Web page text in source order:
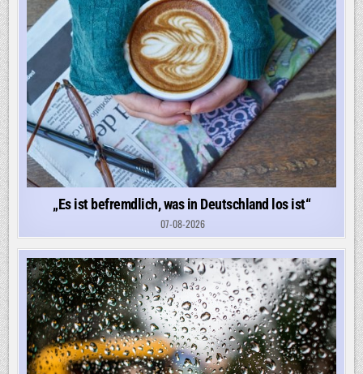
„Es ist befremdlich, was in Deutschland los ist“
07-08-2026